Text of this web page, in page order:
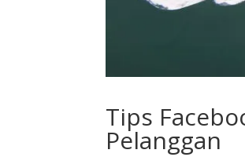
Tips
Pelanggan